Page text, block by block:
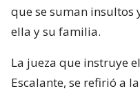
que se suman insultos
ella y su familia.
La jueza que instruye
Escalante, se refirió a